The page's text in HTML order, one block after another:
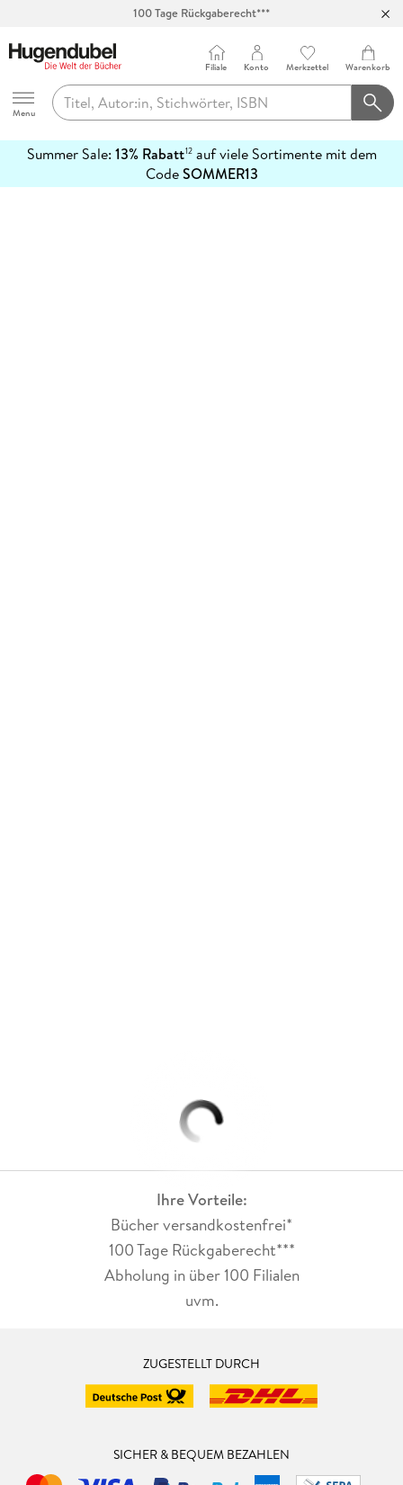
100 Tage Rückgaberecht***
Hugendubel
Menu
Filiale Konto Merkzettel Warenkorb
Summer Sale: 13% Rabatt12auf viele Sortimente mit dem
CodeSOMMER13
erfahren
Ihre Vorteile:
Bücher versandkostenfrei*
100 Tage Rückgaberecht***
Abholung in über 100 Filialen
uvm.
ZUGESTELLT DURCH
SICHER & BEQUEM BEZAHLEN